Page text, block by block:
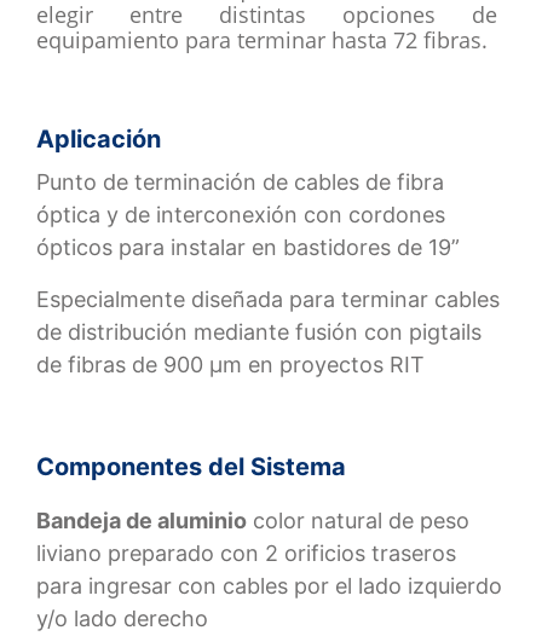
elegir entre distintas opciones de
equipamiento para terminar hasta 72 fibras.
Aplicación
Punto de terminación de cables de fibra
óptica y de interconexión con cordones
ópticos para instalar en bastidores de 19”
Especialmente diseñada para terminar cables
de distribución mediante fusión con pigtails
de fibras de 900 µm en proyectos RIT
Componentes del Sistema
Bandeja de aluminio color natural de peso
liviano preparado con 2 orificios traseros
para ingresar con cables por el lado izquierdo
y/o lado derecho